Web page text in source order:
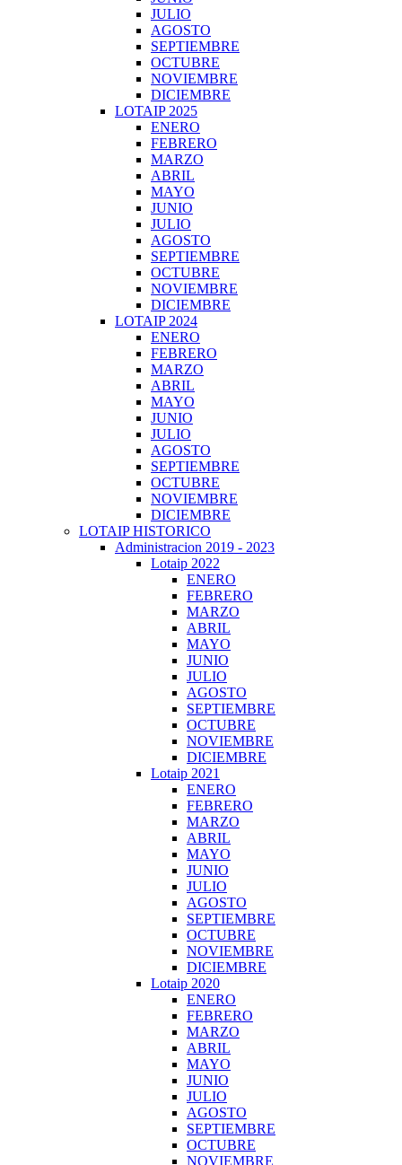
JULIO
AGOSTO
SEPTIEMBRE
OCTUBRE
NOVIEMBRE
DICIEMBRE
LOTAIP 2025
ENERO
FEBRERO
MARZO
ABRIL
MAYO
JUNIO
JULIO
AGOSTO
SEPTIEMBRE
OCTUBRE
NOVIEMBRE
DICIEMBRE
LOTAIP 2024
ENERO
FEBRERO
MARZO
ABRIL
MAYO
JUNIO
JULIO
AGOSTO
SEPTIEMBRE
OCTUBRE
NOVIEMBRE
DICIEMBRE
LOTAIP HISTORICO
Administracion 2019 - 2023
Lotaip 2022
ENERO
FEBRERO
MARZO
ABRIL
MAYO
JUNIO
JULIO
AGOSTO
SEPTIEMBRE
OCTUBRE
NOVIEMBRE
DICIEMBRE
Lotaip 2021
ENERO
FEBRERO
MARZO
ABRIL
MAYO
JUNIO
JULIO
AGOSTO
SEPTIEMBRE
OCTUBRE
NOVIEMBRE
DICIEMBRE
Lotaip 2020
ENERO
FEBRERO
MARZO
ABRIL
MAYO
JUNIO
JULIO
AGOSTO
SEPTIEMBRE
OCTUBRE
NOVIEMBRE